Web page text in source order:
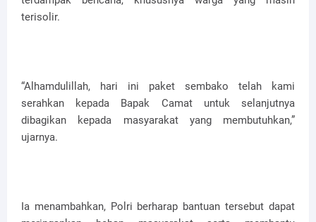
terisolir.
“Alhamdulillah, hari ini paket sembako telah kami
serahkan kepada Bapak Camat untuk selanjutnya
dibagikan kepada masyarakat yang membutuhkan,”
ujarnya.
Ia menambahkan, Polri berharap bantuan tersebut dapat